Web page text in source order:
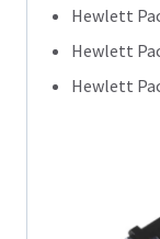
Hewlett
Hewlett
Hewlett